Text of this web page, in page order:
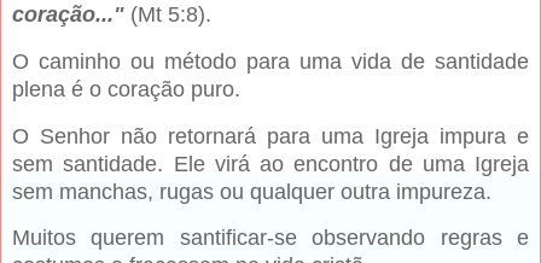
coração..." (Mt 5:8).
O caminho ou método para uma vida de santidade
plena é o coração puro.
O Senhor não retornará para uma Igreja impura e
sem santidade. Ele virá ao encontro de uma Igreja
sem manchas, rugas ou qualquer outra impureza.
Muitos querem santificar-se observando regras e